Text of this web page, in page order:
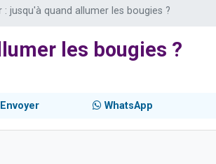
: jusqu'à quand allumer les bougies ?
les bougies ?
WhatsApp